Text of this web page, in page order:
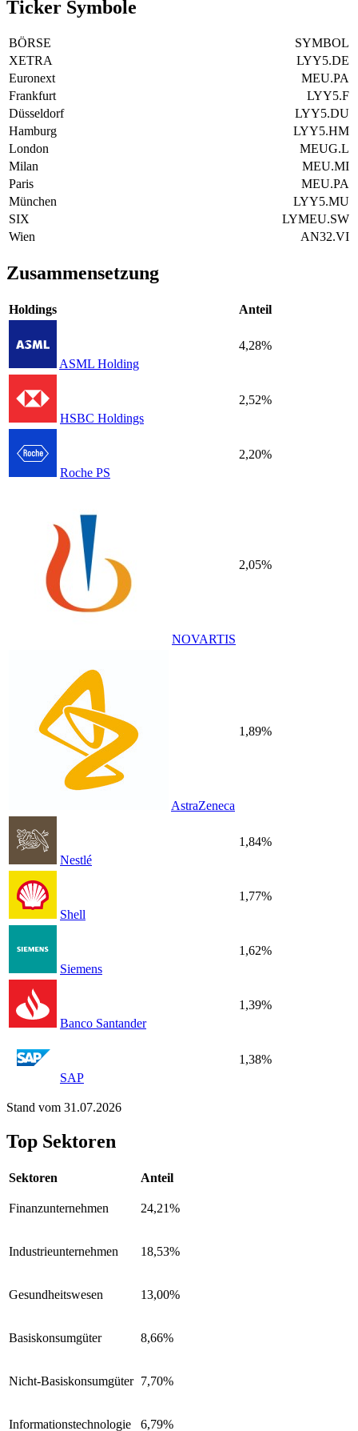
Ticker Symbole
BÖRSE
SYMBOL
XETRA
LYY5.DE
Euronext
MEU.PA
Frankfurt
LYY5.F
Düsseldorf
LYY5.DU
Hamburg
LYY5.HM
London
MEUG.L
Milan
MEU.MI
Paris
MEU.PA
München
LYY5.MU
SIX
LYMEU.SW
Wien
AN32.VI
Zusammensetzung
Holdings Anteil
ASML Holding
4,28%
HSBC Holdings
2,52%
Roche PS
2,20%
NOVARTIS
2,05%
AstraZeneca
1,89%
Nestlé
1,84%
Shell
1,77%
Siemens
1,62%
Banco Santander
1,39%
SAP
1,38%
Stand vom 31.07.2026
Top Sektoren
Sektoren Anteil
Finanzunternehmen 24,21%
Industrieunternehmen 18,53%
Gesundheitswesen 13,00%
Basiskonsumgüter 8,66%
Nicht-Basiskonsumgüter 7,70%
Informationstechnologie 6,79%